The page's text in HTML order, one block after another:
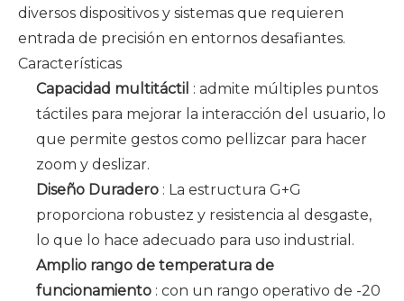
diversos dispositivos y sistemas que requieren
entrada de precisión en entornos desafiantes.
Características
Capacidad multitáctil : admite múltiples puntos
táctiles para mejorar la interacción del usuario, lo
que permite gestos como pellizcar para hacer
zoom y deslizar.
Diseño Duradero : La estructura G+G
proporciona robustez y resistencia al desgaste,
lo que lo hace adecuado para uso industrial.
Amplio rango de temperatura de
funcionamiento : con un rango operativo de -20